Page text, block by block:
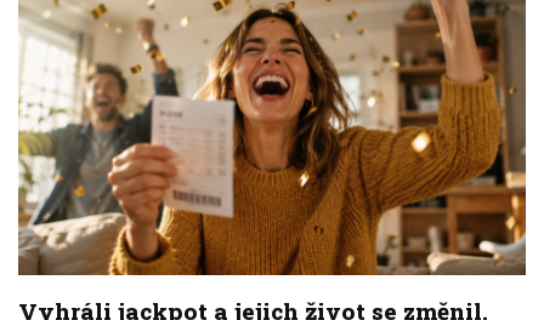
Vyhráli jackpot a jejich život se změnil.